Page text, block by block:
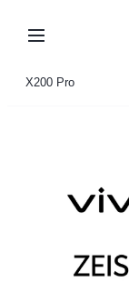
My Order
บัญชีของฉัน
X200 Pro